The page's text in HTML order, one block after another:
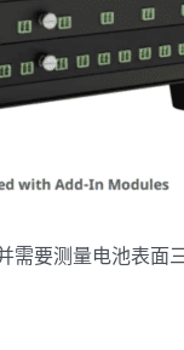
要测量电池表面